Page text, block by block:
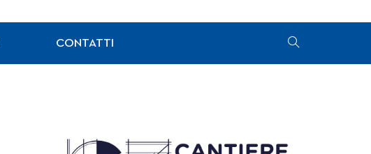
CONTATTI